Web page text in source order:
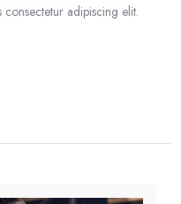
consectetur adipiscing elit.